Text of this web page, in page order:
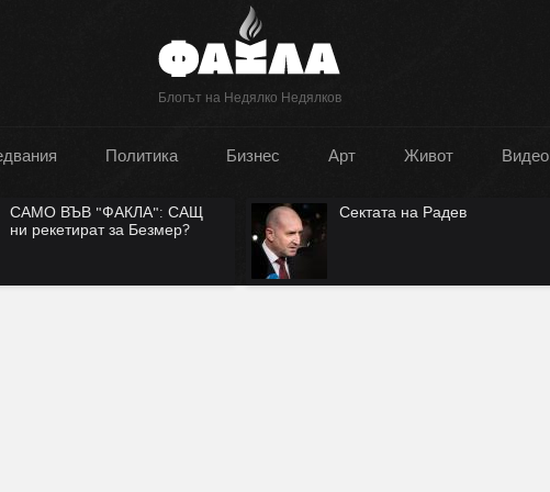
Блогът на Недялко Недялков
Политика Бизнес Арт Живот Видео
Сектата на Радев
Руската нация има ли право